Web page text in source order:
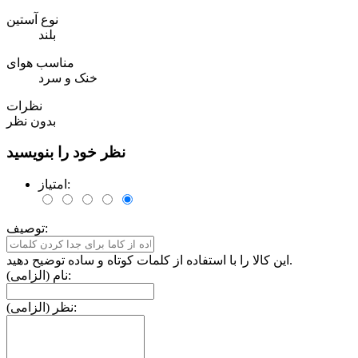
نوع آستین
بلند
مناسب هوای
خنک و سرد
نظرات
بدون نظر
نظر خود را بنویسید
امتیاز:
توصیف:
این کالا را با استفاده از کلمات کوتاه و ساده توضیح دهید.
نام (الزامی):
نظر (الزامی):